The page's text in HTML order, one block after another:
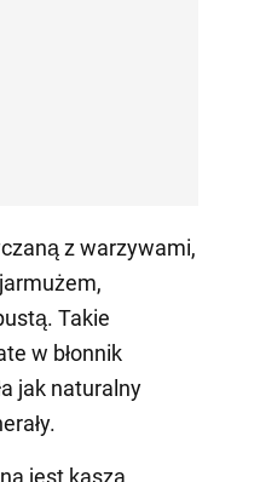
z warzywami,
Takie
w błonnik
jak naturalny
jest kasza